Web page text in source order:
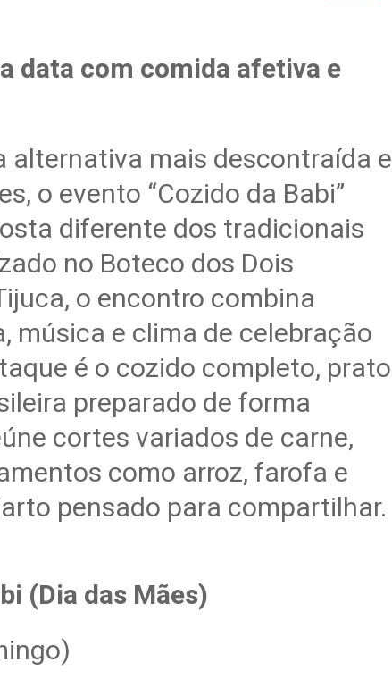
data com comida afetiva e
alternativa mais descontraída e
o evento “Cozido da Babi”
diferente dos tradicionais
no Boteco dos Dois
o encontro combina
música e clima de celebração
é o cozido completo, prato
preparado de forma
cortes variados de carne,
como arroz, farofa e
pensado para compartilhar.
(Dia das Mães)